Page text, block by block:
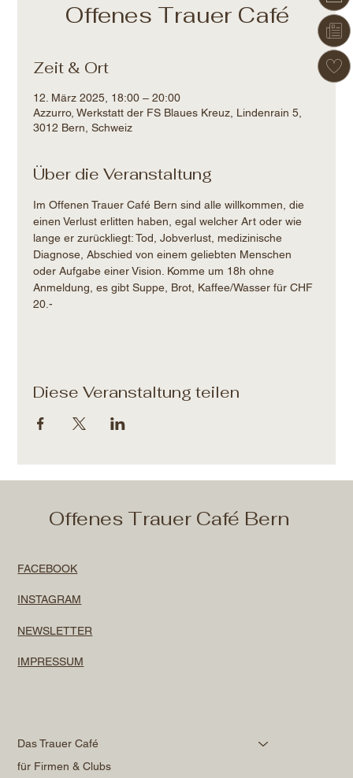
Offenes Trauer Café
Zeit & Ort
12. März 2025, 18:00 – 20:00
Azzurro, Werkstatt der FS Blaues Kreuz, Lindenrain 5,
3012 Bern, Schweiz
Über die Veranstaltung
Im Offenen Trauer Café Bern sind alle willkommen, die
einen Verlust erlitten haben, egal welcher Art oder wie
lange er zurückliegt: Tod, Jobverlust, medizinische
Diagnose, Abschied von einem geliebten Menschen
oder Aufgabe einer Vision. Komme um 18h ohne
Anmeldung, es gibt Suppe, Brot, Kaffee/Wasser für CHF
20.-
Diese Veranstaltung teilen
Offenes Trauer Café Bern
FACEBOOK
INSTAGRAM
NEWSLETTER
IMPRESSUM
Das Trauer Café
für Firmen & Clubs